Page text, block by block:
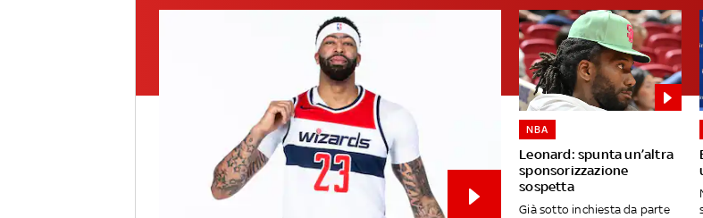
Leonard: spunta un’altra
sponsorizzazione
sospetta
NBA
Già sotto inchiesta da parte